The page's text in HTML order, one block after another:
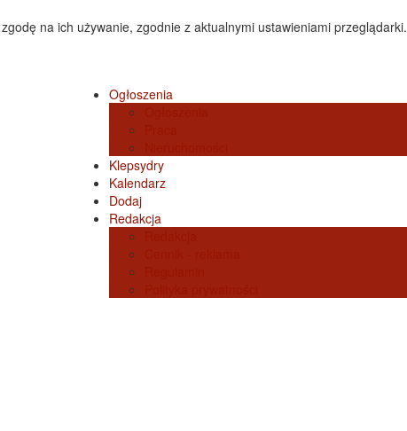
na ich używanie, zgodnie z aktualnymi ustawieniami przeglądarki.
Ogłoszenia
Klepsydry
Kalendarz
Dodaj
Redakcja